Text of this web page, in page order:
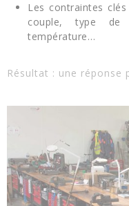
Les contraintes
couple, type de
température…
Résultat : une réponse